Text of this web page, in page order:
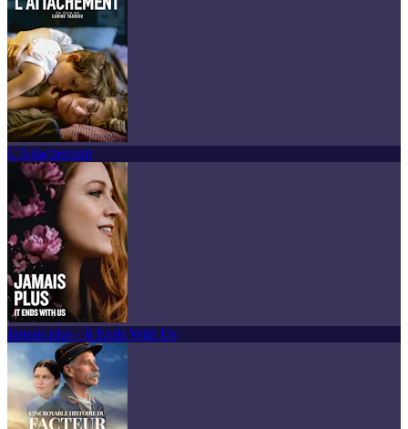
L'Attachement
Jamais plus - It Ends With Us